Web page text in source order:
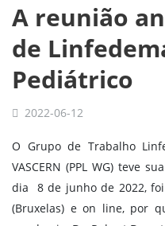
A reunião
de
Pediátrico
2022-06-12
O Grupo de Trabalho
VASCERN (PPL WG) teve
dia 8 de junho de 2022,
(Bruxelas) e on line, por